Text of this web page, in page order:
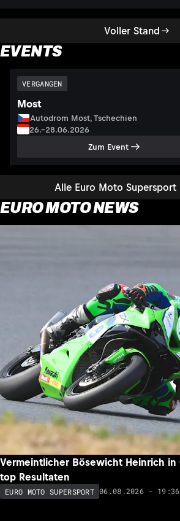
Voller Stand
EVENTS
Alle Euro Moto Supersport
VERGANGEN
Most
Autodrom Most, Tschechien
26.–28.06.2026
Zum Event
EURO MOTO NEWS
Vermeintlicher Bösewicht Heinrich in
top Resultaten
EURO MOTO SUPERSPORT 06.08.2026 - 19:36